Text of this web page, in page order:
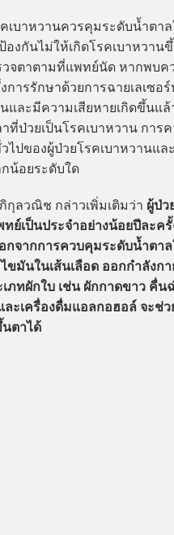
เบาหวานควรคุมระดับน้ำตา
งกันไม่ให้เกิดโรคเบาหวา
วจตาตามที่แพทย์นัด หากพบ
การรักษาด้วยการฉายเลเซอ
และมีความเสียหายเกิดขึ้นแ
าที่ป่วยเป็นโรคเบาหวาน กา
ไปของผู้ป่วยโรคเบาหวาน
น้อยระดับใด
ลวณิช กล่าวเพิ่มเติมว่า ผู้ป่ว
ย์เป็นประจำอย่างน้อยปีละค
กจากการควบคุมระดับน้ำตา
มันในเส้นเลือด ออกกำลังก
ภทผักใบ เช่น ผักกาดขาว คื่
ะเครื่องดื่มแอลกอฮอล์ จะช่
ตาได้